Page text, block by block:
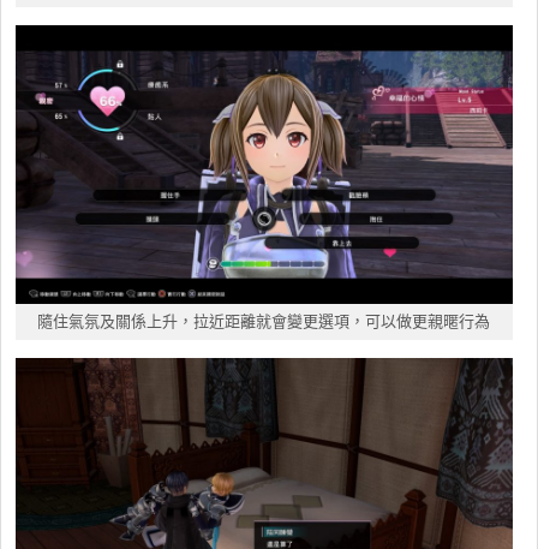
隨住氣氛及關係上升，拉近距離就會變更選項，可以做更親暱行為